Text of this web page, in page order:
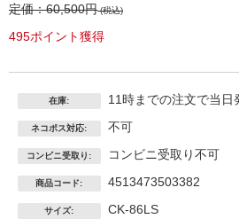
定価：60,500円(税込)
495ポイント獲得
在庫: 11時までの注文で当日
ネコポス対応: 不可
コンビニ受取り: コンビニ受取り不可
商品コード: 4513473503382
サイズ: CK-86LS